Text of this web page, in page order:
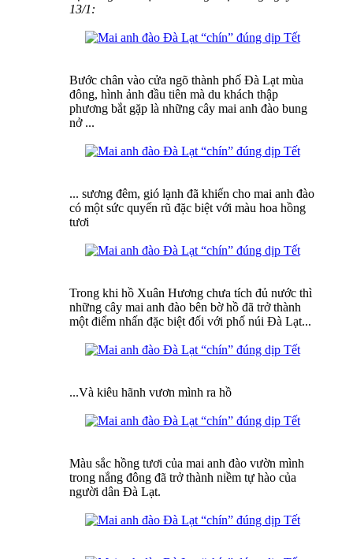
13/1:
Bước chân vào cửa ngõ thành phố Đà Lạt mùa
đông, hình ảnh đầu tiên mà du khách thập
phương bắt gặp là những cây mai anh đào bung
nở ...
... sương đêm, gió lạnh đã khiến cho mai anh đào
có một sức quyến rũ đặc biệt với màu hoa hồng
tươi
Trong khi hồ Xuân Hương chưa tích đủ nước thì
những cây mai anh đào bên bờ hồ đã trở thành
một điểm nhấn đặc biệt đối với phố núi Đà Lạt...
...Và kiêu hãnh vươn mình ra hồ
Màu sắc hồng tươi của mai anh đào vườn mình
trong nắng đông đã trở thành niềm tự hào của
người dân Đà Lạt.